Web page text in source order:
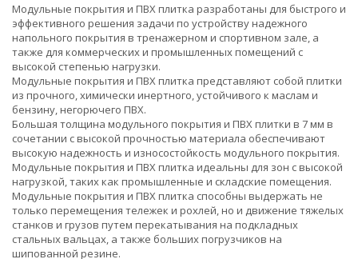
Модульные покрытия и ПВХ плитка разработаны для быстрого и
эффективного решения задачи по устройству надежного
напольного покрытия в тренажерном и спортивном зале, а
также для коммерческих и промышленных помещений с
высокой степенью нагрузки.
Модульные покрытия и ПВХ плитка представляют собой плитки
из прочного, химически инертного, устойчивого к маслам и
бензину, негорючего ПВХ.
Большая толщина модульного покрытия и ПВХ плитки в 7 мм в
сочетании с высокой прочностью материала обеспечивают
высокую надежность и износостойкость модульного покрытия.
Модульные покрытия и ПВХ плитка идеальны для зон с высокой
нагрузкой, таких как промышленные и складские помещения.
Модульные покрытия и ПВХ плитка способны выдержать не
только перемещения тележек и рохлей, но и движение тяжелых
станков и грузов путем перекатывания на подкладных
стальных вальцах, а также больших погрузчиков на
шипованной резине.